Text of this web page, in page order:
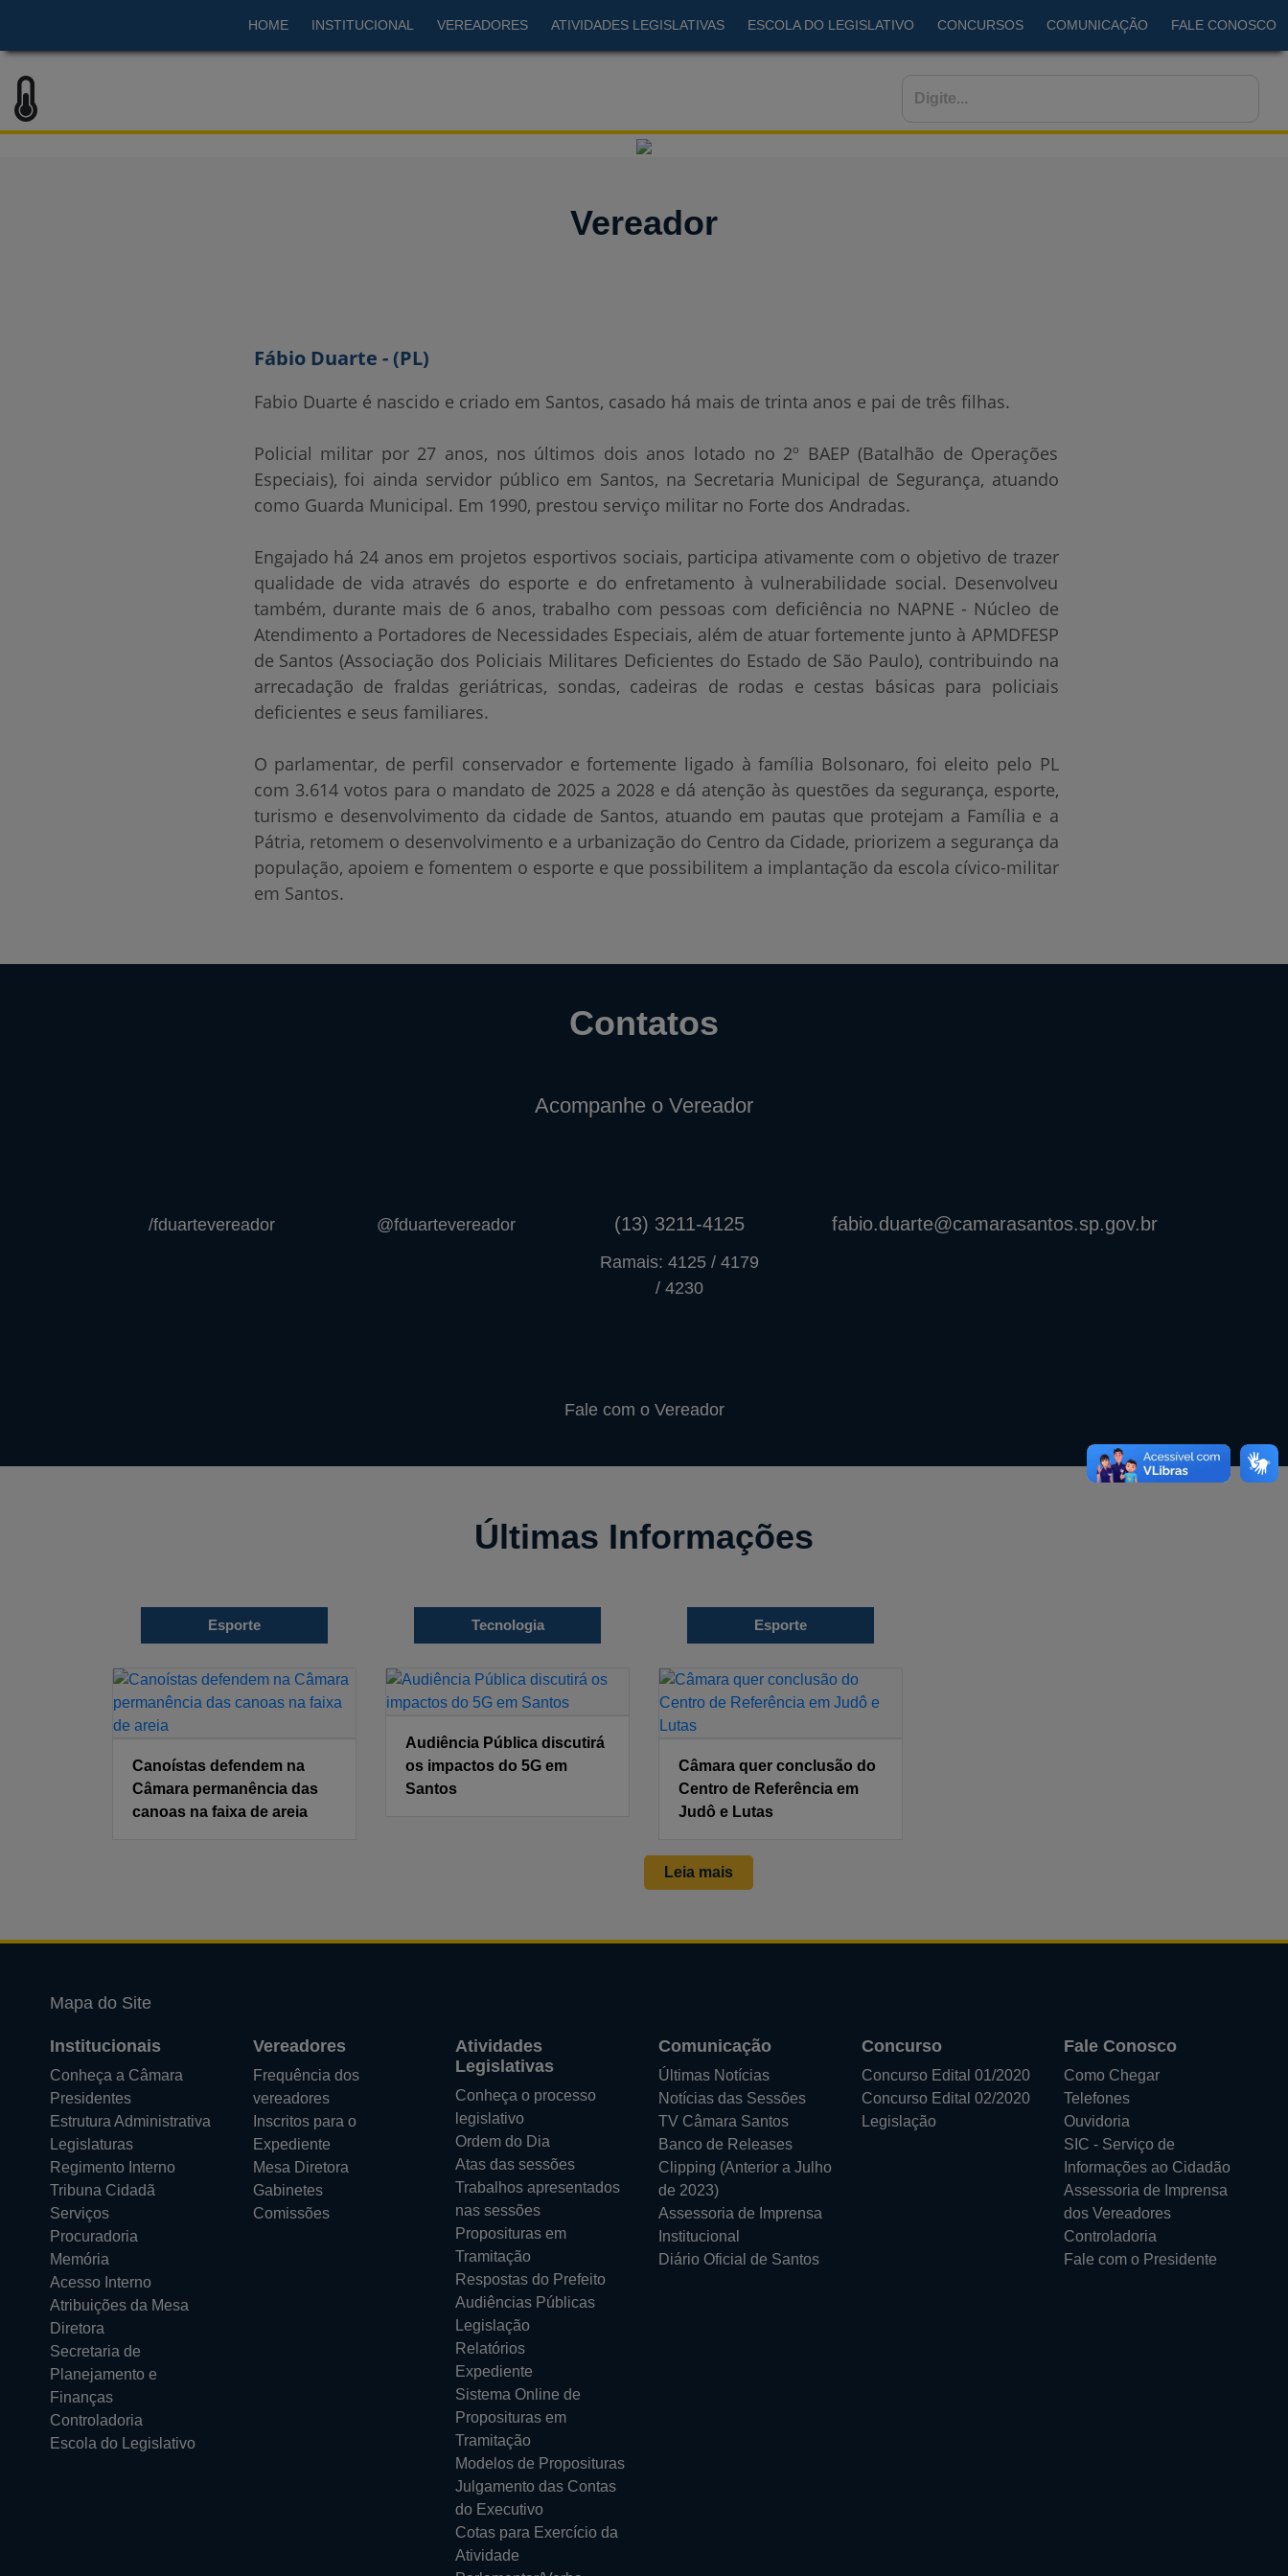
HOME INSTITUCIONAL VEREADORES ATIVIDADES LEGISLATIVAS ESCOLA DO LEGISLATIVO CONCURSOS COMUNICAÇÃO FALE CONOSCO
Vereador
Fábio Duarte - (PL)
Fabio Duarte é nascido e criado em Santos, casado há mais de trinta anos e pai de três filhas.
Policial militar por 27 anos, nos últimos dois anos lotado no 2º BAEP (Batalhão de Operações
Especiais), foi ainda servidor público em Santos, na Secretaria Municipal de Segurança, atuando
como Guarda Municipal. Em 1990, prestou serviço militar no Forte dos Andradas.
Engajado há 24 anos em projetos esportivos sociais, participa ativamente com o objetivo de trazer
qualidade de vida através do esporte e do enfretamento à vulnerabilidade social. Desenvolveu
também, durante mais de 6 anos, trabalho com pessoas com deficiência no NAPNE - Núcleo de
Atendimento a Portadores de Necessidades Especiais, além de atuar fortemente junto à APMDFESP
de Santos (Associação dos Policiais Militares Deficientes do Estado de São Paulo), contribuindo na
arrecadação de fraldas geriátricas, sondas, cadeiras de rodas e cestas básicas para policiais
deficientes e seus familiares.
O parlamentar, de perfil conservador e fortemente ligado à família Bolsonaro, foi eleito pelo PL
com 3.614 votos para o mandato de 2025 a 2028 e dá atenção às questões da segurança, esporte,
turismo e desenvolvimento da cidade de Santos, atuando em pautas que protejam a Família e a
Pátria, retomem o desenvolvimento e a urbanização do Centro da Cidade, priorizem a segurança da
população, apoiem e fomentem o esporte e que possibilitem a implantação da escola cívico-militar
em Santos.
Contatos
Acompanhe o Vereador
/fduartevereador @fduartevereador (13) 3211-4125
Ramais: 4125 / 4179
/ 4230
fabio.duarte@camarasantos.sp.gov.br
Fale com o Vereador
Últimas Informações
Esporte
Canoístas defendem na
Câmara permanência das
canoas na faixa de areia
Tecnologia
Audiência Pública discutirá
os impactos do 5G em
Santos
Esporte
Câmara quer conclusão do
Centro de Referência em
Judô e Lutas
Leia mais
Mapa do Site
Institucionais
Conheça a Câmara
Presidentes
Estrutura Administrativa
Legislaturas
Regimento Interno
Tribuna Cidadã
Serviços
Procuradoria
Memória
Acesso Interno
Atribuições da Mesa
Diretora
Secretaria de
Planejamento e
Finanças
Controladoria
Escola do Legislativo
Vereadores
Frequência dos
vereadores
Inscritos para o
Expediente
Mesa Diretora
Gabinetes
Comissões
Atividades
Legislativas
Conheça o processo
legislativo
Ordem do Dia
Atas das sessões
Trabalhos apresentados
nas sessões
Proposituras em
Tramitação
Respostas do Prefeito
Audiências Públicas
Legislação
Relatórios
Expediente
Sistema Online de
Proposituras em
Tramitação
Modelos de Proposituras
Julgamento das Contas
do Executivo
Cotas para Exercício da
Atividade
Comunicação
Últimas Notícias
Notícias das Sessões
TV Câmara Santos
Banco de Releases
Clipping (Anterior a Julho
de 2023)
Assessoria de Imprensa
Institucional
Diário Oficial de Santos
Concurso
Concurso Edital 01/2020
Concurso Edital 02/2020
Legislação
Fale Conosco
Como Chegar
Telefones
Ouvidoria
SIC - Serviço de
Informações ao Cidadão
Assessoria de Imprensa
dos Vereadores
Controladoria
Fale com o Presidente